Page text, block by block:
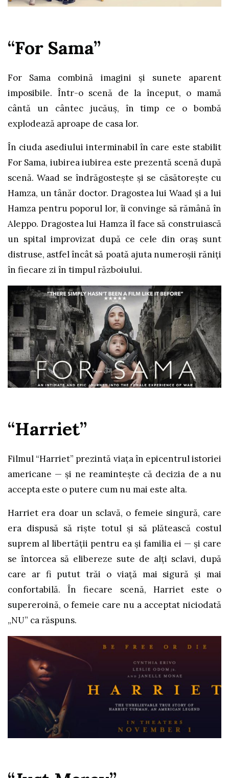
“For Sama”
For Sama combină imagini și sunete aparent
imposibile. Într-o scenă de la început, o mamă
cântă un cântec jucăuș, în timp ce o bombă
explodează aproape de casa lor.
În ciuda asediului interminabil în care este stabilit
For Sama, iubirea iubirea este prezentă scenă după
scenă. Waad se îndrăgostește și se căsătorește cu
Hamza, un tânăr doctor. Dragostea lui Waad și a lui
Hamza pentru poporul lor, îi convinge să rămână în
Aleppo. Dragostea lui Hamza îl face să construiască
un spital improvizat după ce cele din oraș sunt
distruse, astfel încât să poată ajuta numeroșii răniți
în fiecare zi în timpul războiului.
“Harriet”
Filmul “Harriet” prezintă viața în epicentrul istoriei
americane — și ne reamintește că decizia de a nu
accepta este o putere cum nu mai este alta.
Harriet era doar un sclavă, o femeie singură, care
era dispusă să riște totul și să plătească costul
suprem al libertății pentru ea și familia ei — și care
se întorcea să elibereze sute de alți sclavi, după
care ar fi putut trăi o viață mai sigură și mai
confortabilă. În fiecare scenă, Harriet este o
supereroină, o femeie care nu a acceptat niciodată
„NU” ca răspuns.